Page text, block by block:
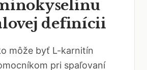
definícii
môže byť L-karnitín
pri spaľovaní